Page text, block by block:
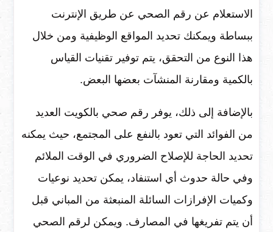
الاستعلام عن رقم الصحي عن طريق الإنترنت
ببساطة ويمكنك تحديد المواقع الوظيفية و​من خلال
هذا النوع من التحقق، يتم توفير تقنيات القياس
بالكمية ومقارنة المنشآت بعضها البعض.
بالإضافة إلى ذلك، يوفر رقم صحي بالكويت العديد
من الفوائد التي تعود بالنفع على المجتمع، حيث يمكنه
تحديد الحاجة للإصلاح الضروري في الوقت الملائم
وفي حالة حدوث أي استنفاد، يمكن تحديد نوعيات
وكميات الإفرازات السائلة المنبعثة من المباني قبل
أن يتم تفريغها في المصارف. ويمكن لرقم الصحي